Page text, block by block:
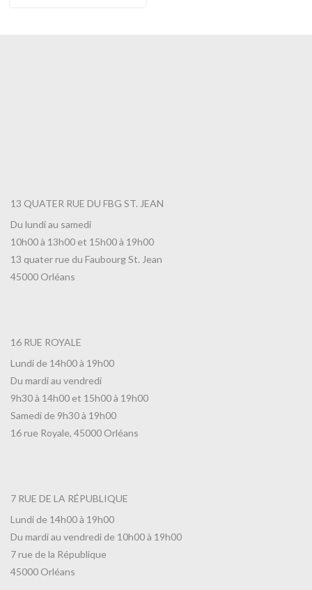
13 QUATER RUE DU FBG ST. JEAN
Du lundi au samedi
10h00 à 13h00 et 15h00 à 19h00
13 quater rue du Faubourg St. Jean
45000 Orléans
16 RUE ROYALE
Lundi de 14h00 à 19h00
Du mardi au vendredi
9h30 à 14h00 et 15h00 à 19h00
Samedi de 9h30 à 19h00
16 rue Royale, 45000 Orléans
7 RUE DE LA RÉPUBLIQUE
Lundi de 14h00 à 19h00
Du mardi au vendredi de 10h00 à 19h00
7 rue de la République
45000 Orléans